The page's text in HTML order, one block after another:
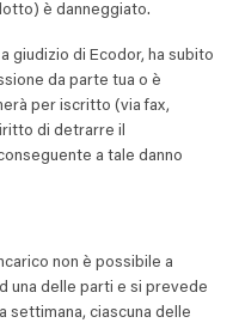
è danneggiato.
giudizio di Ecodor, ha subito
da parte tua o è
per iscritto (via fax,
di detrarre il
a tale danno
non è possibile a
una delle parti e si prevede
settimana, ciascuna delle